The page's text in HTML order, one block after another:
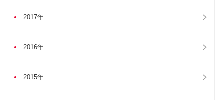
2017年
2016年
2015年